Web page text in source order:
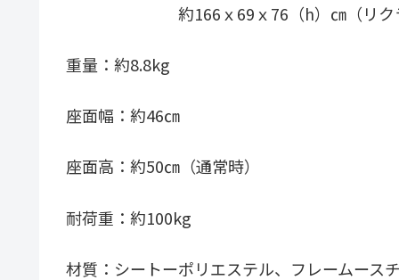
約166ｘ69ｘ76（h）㎝（リクライ
重量：約8.8kg
座面幅：約46㎝
座面高：約50㎝（通常時）
耐荷重：約100kg
材質：シートーポリエステル、フレームース